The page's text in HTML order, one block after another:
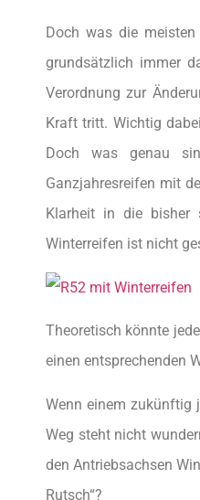
Doch was die
grundsätzlich immer
Verordnung zur
Kraft tritt. Wichtig
Doch was genau
Ganzjahresreifen mit
Klarheit in die bisher
Winterreifen ist nicht
Theoretisch könnte
einen entsprechenden
Wenn einem zukünftig
Weg steht nicht
den Antriebsachsen
Rutsch“?